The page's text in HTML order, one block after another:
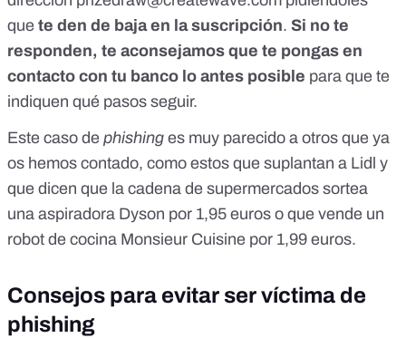
que te den de baja en la suscripción. Si no te
responden, te aconsejamos que te pongas en
contacto con tu banco lo antes posible para que te
indiquen qué pasos seguir.
Este caso de phishing es muy parecido a otros que ya
os hemos contado, como estos que suplantan a Lidl y
que dicen que la cadena de supermercados sortea
una aspiradora Dyson por 1,95 euros o que vende un
robot de cocina Monsieur Cuisine por 1,99 euros.
Consejos para evitar ser víctima de
phishing